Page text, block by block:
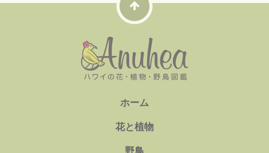
ホーム
花と植物
野鳥